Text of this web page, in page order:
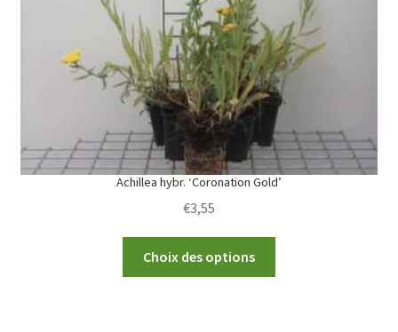
chosen
on
the
product
page
Achillea hybr. ‘Coronation Gold’
€3,55
Choix des options